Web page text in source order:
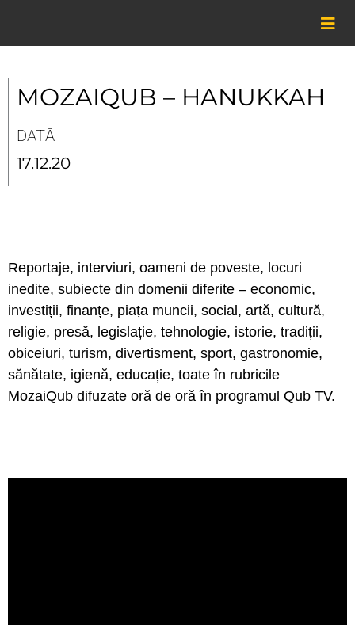
content
MOZAIQUB – HANUKKAH
DATĂ
17.12.20
Reportaje, interviuri, oameni de poveste, locuri
inedite, subiecte din domenii diferite – economic,
investiții, finanțe, piața muncii, social, artă, cultură,
religie, presă, legislație, tehnologie, istorie, tradiții,
obiceiuri, turism, divertisment, sport, gastronomie,
sănătate, igienă, educație, toate în rubricile
MozaiQub difuzate oră de oră în programul Qub TV.